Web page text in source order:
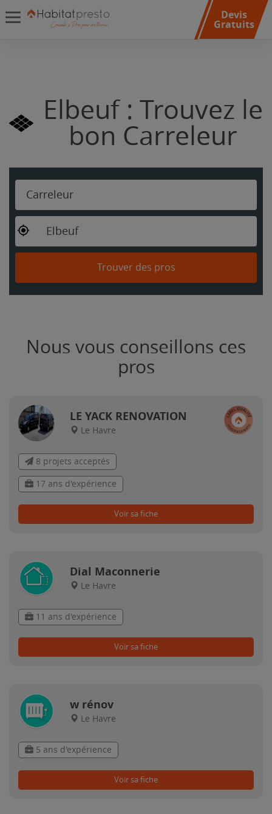
Devis
Gratuits
Elbeuf : Trouvez le
bon Carreleur
Carreleur
Elbeuf
Trouver des pros
Nous vous conseillons ces
pros
LE YACK RENOVATION
Le Havre
8 projets acceptés
17 ans d'expérience
Voir sa fiche
Dial Maconnerie
Le Havre
11 ans d'expérience
Voir sa fiche
w rénov
Le Havre
5 ans d'expérience
Voir sa fiche